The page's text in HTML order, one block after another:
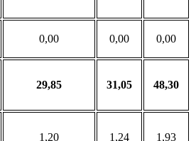
0,00 0,00 0,00
29,85 31,05 48,30
1,20 1,24 1,93